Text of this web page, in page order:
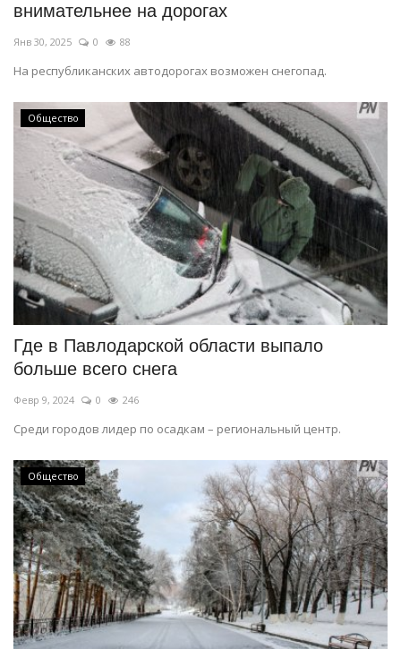
внимательнее на дорогах
Янв 30, 2025 0 88
На республиканских автодорогах возможен снегопад.
Общество
Где в Павлодарской области выпало
больше всего снега
Февр 9, 2024 0 246
Среди городов лидер по осадкам – региональный центр.
Общество